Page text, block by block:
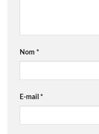
Nom *
E-mail *